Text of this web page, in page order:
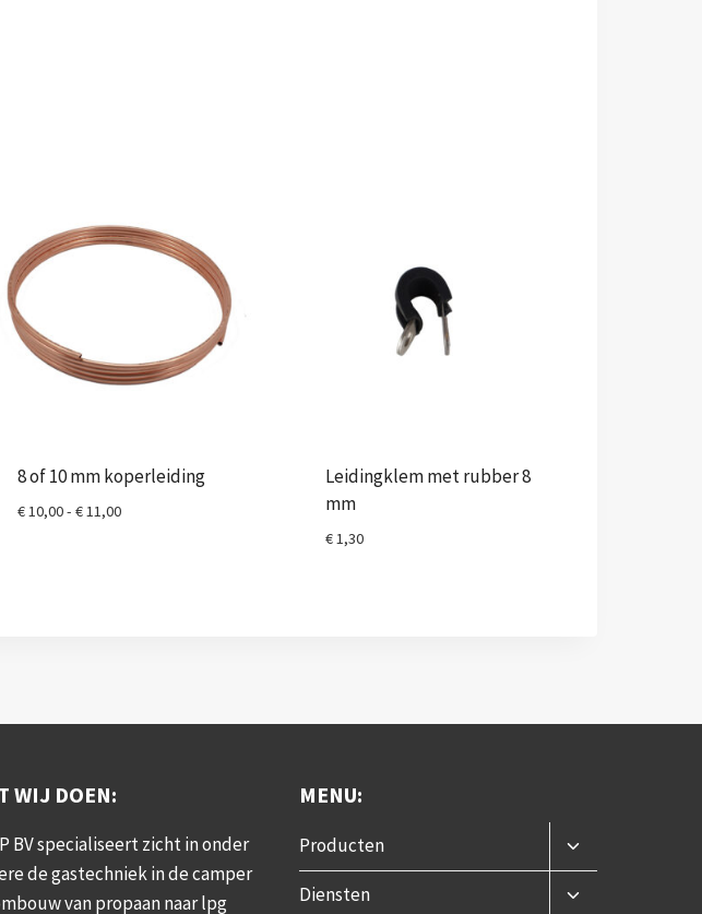
8 of 10 mm koperleiding
€10,00- €11,00Prijsklasse:
Leidingklem met rubber 8
mm
€1,30
WIJ DOEN:
BV specialiseert zicht in onder
de gastechniek in de camper
van propaan naar lpg
MENU:
Producten
Toggle
submenu
Diensten
Toggle